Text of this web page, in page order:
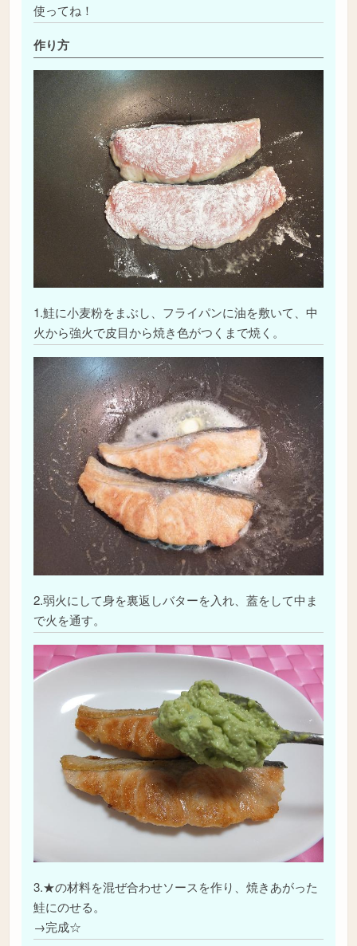
使ってね！
作り方
1.鮭に小麦粉をまぶし、フライパンに油を敷いて、中
火から強火で皮目から焼き色がつくまで焼く。
2.弱火にして身を裏返しバターを入れ、蓋をして中ま
で火を通す。
3.★の材料を混ぜ合わせソースを作り、焼きあがった
鮭にのせる。
→完成☆